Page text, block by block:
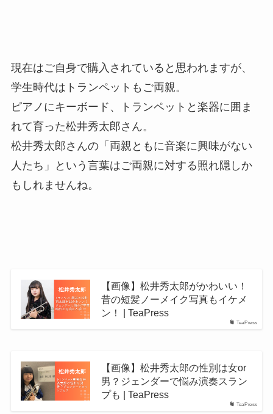
現在はご自身で購入されていると思われますが、
学生時代はトランペットもご両親。
ピアノにキーボード、トランペットと楽器に囲ま
れて育った松井秀太郎さん。
松井秀太郎さんの「両親ともに音楽に興味がない
人たち」という言葉はご両親に対する照れ隠しか
もしれませんね。
TeaPress
【画像】松井秀太郎がかわいい！
昔の短髪ノーメイク写真もイケメ
ン！ | TeaPress
TeaPress
【画像】松井秀太郎の性別は女or
男？ジェンダーで悩み演奏スラン
プも | TeaPress